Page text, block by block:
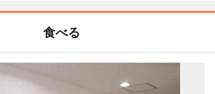
食べる